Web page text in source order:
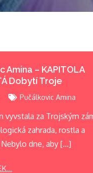
Amina – KAPITOLA
Dobytí Troje
Pučálkovic Amina
vyvstala za Trojským
zahrada, rostla a
dne, aby […]